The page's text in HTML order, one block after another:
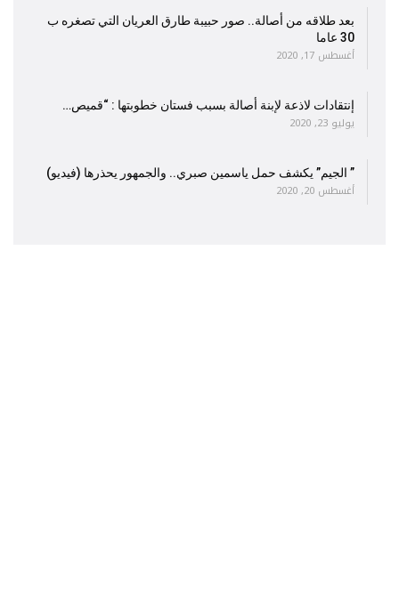
بعد طلاقه من أصالة.. صور حبيبة طارق العريان التي تصغره ب
30 عاما
أغسطس 17, 2020
إنتقادات لاذعة لإبنة أصالة بسبب فستان خطوبتها : “قميص…
يوليو 23, 2020
” الجيم” يكشف حمل ياسمين صبري.. والجمهور يحذرها (فيديو)
أغسطس 20, 2020